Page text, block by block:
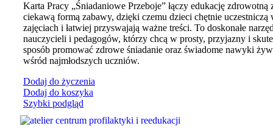
Karta Pracy „Śniadaniowe Przeboje” łączy edukację zdrowotną
ciekawą formą zabawy, dzięki czemu dzieci chętnie uczestniczą
zajęciach i łatwiej przyswajają ważne treści. To doskonałe
nauczycieli i pedagogów, którzy chcą w prosty, przyjazny i
sposób promować zdrowe śniadanie oraz świadome nawyki
wśród najmłodszych uczniów.
Dodaj do życzenia
Dodaj do koszyka
Szybki podgląd